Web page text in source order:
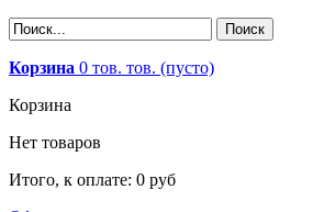
Корзина 0 тов. тов. (пусто)
Корзина
Нет товаров
Итого, к оплате: 0 руб